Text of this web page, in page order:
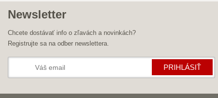
Newsletter
Chcete dostávať info o zľavách a novinkách?
Registrujte sa na odber newslettera.
PRIHLÁSIŤ